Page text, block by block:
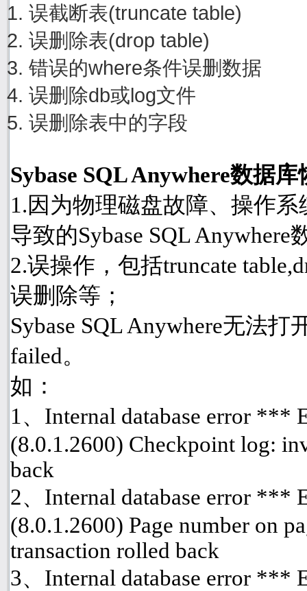
误截断表(truncate table)
误删除表(drop table)
错误的where条件误删数据
误删除db或log文件
误删除表中的字段
Sybase SQL Anywhere数据
1.因为物理磁盘故障、操作
导致的Sybase SQL
2.误操作，包括truncate
误删除等；
Sybase SQL Anywhere无法
failed。
如：
1、Internal database error ***
(8.0.1.2600) Checkpoint log:
back
2、Internal database error ***
(8.0.1.2600) Page number on
transaction rolled back
3、Internal database error ***